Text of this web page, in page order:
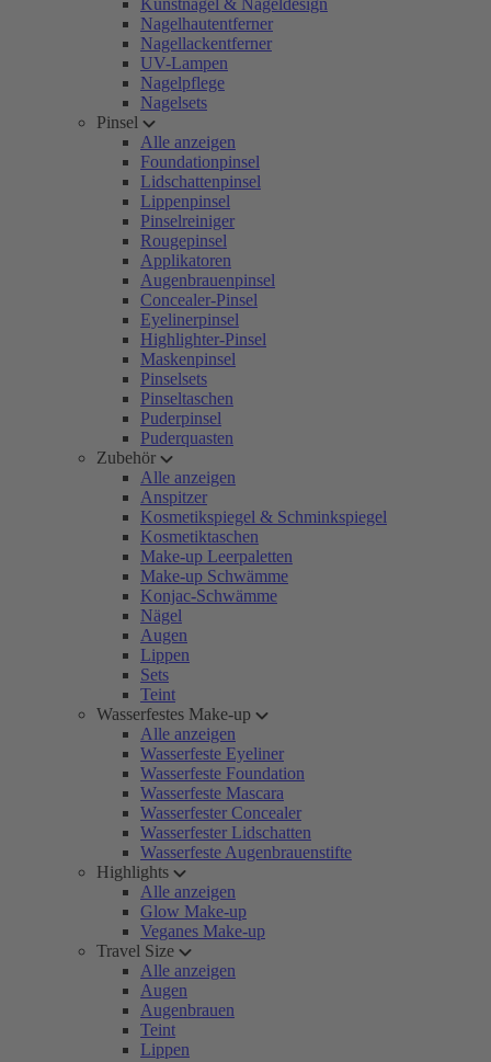
Kunstnägel & Nageldesign
Nagelhautentferner
Nagellackentferner
UV-Lampen
Nagelpflege
Nagelsets
Pinsel
Alle anzeigen
Foundationpinsel
Lidschattenpinsel
Lippenpinsel
Pinselreiniger
Rougepinsel
Applikatoren
Augenbrauenpinsel
Concealer-Pinsel
Eyelinerpinsel
Highlighter-Pinsel
Maskenpinsel
Pinselsets
Pinseltaschen
Puderpinsel
Puderquasten
Zubehör
Alle anzeigen
Anspitzer
Kosmetikspiegel & Schminkspiegel
Kosmetiktaschen
Make-up Leerpaletten
Make-up Schwämme
Konjac-Schwämme
Nägel
Augen
Lippen
Sets
Teint
Wasserfestes Make-up
Alle anzeigen
Wasserfeste Eyeliner
Wasserfeste Foundation
Wasserfeste Mascara
Wasserfester Concealer
Wasserfester Lidschatten
Wasserfeste Augenbrauenstifte
Highlights
Alle anzeigen
Glow Make-up
Veganes Make-up
Travel Size
Alle anzeigen
Augen
Augenbrauen
Teint
Lippen